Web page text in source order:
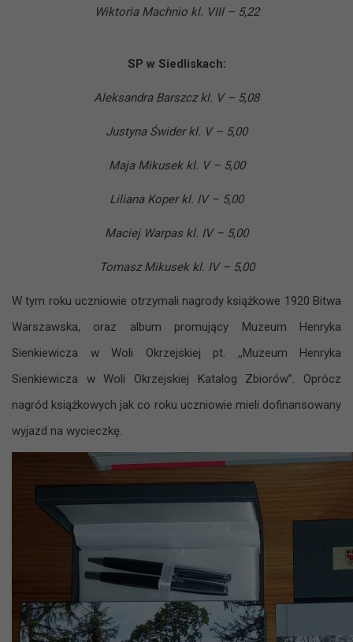
Wiktoria Machnio kl. VIII – 5,22
SP w Siedliskach:
Aleksandra Barszcz kl. V – 5,08
Justyna Świder kl. V – 5,00
Maja Mikusek kl. V – 5,00
Liliana Koper kl. IV – 5,00
Maciej Warpas kl. IV – 5,00
Tomasz Mikusek kl. IV – 5,00
W tym roku uczniowie otrzymali nagrody książkowe 1920 Bitwa
Warszawska, oraz album promujący Muzeum Henryka
Sienkiewicza w Woli Okrzejskiej pt. ,,Muzeum Henryka
Sienkiewicza w Woli Okrzejskiej Katalog Zbiorów”. Oprócz
nagród książkowych jak co roku uczniowie mieli dofinansowany
wyjazd na wycieczkę.